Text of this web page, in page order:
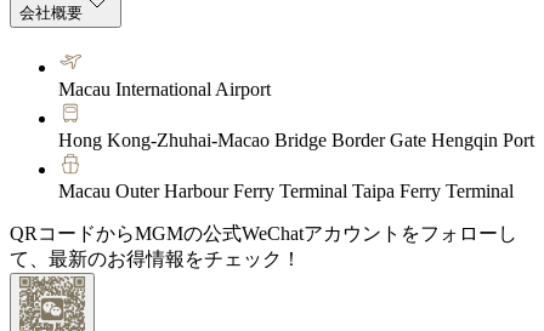
会社概要
Macau International Airport
Hong Kong-Zhuhai-Macao Bridge Border Gate Hengqin Port
Macau Outer Harbour Ferry Terminal Taipa Ferry Terminal
QRコードからMGMの公式WeChatアカウントをフォローし
て、最新のお得情報をチェック！